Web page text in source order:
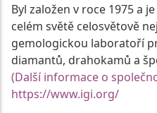
Byl založen v roce 1975 a
celém světě celosvětově
gemologickou laboratoří
diamantů, drahokamů a
(Další informace o
https://www.igi.org/